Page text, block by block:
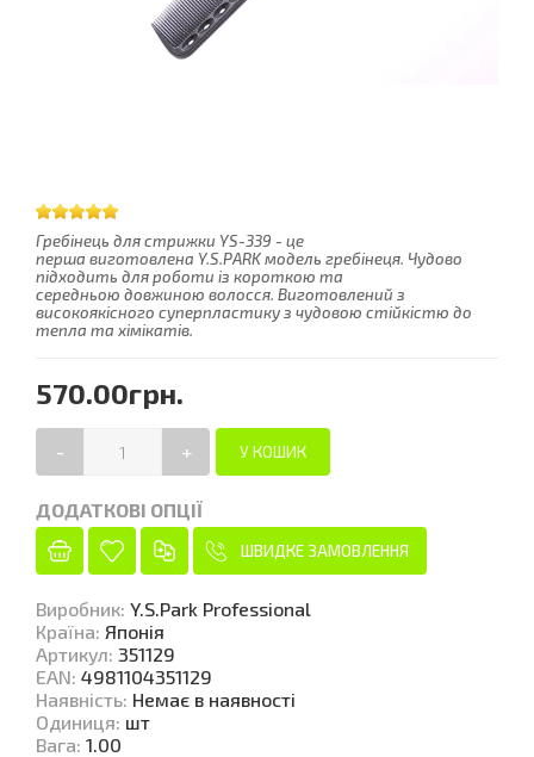
Гребінець для стрижки YS-339 - це
перша виготовлена Y.S.PARK модель гребінеця. Чудово
підходить для роботи із короткою та
середньою довжиною волосся. Виготовлений з
високоякісного суперпластику з чудовою стійкістю до
тепла та хімікатів.
570.00грн.
- +
ДОДАТКОВІ ОПЦІЇ
ШВИДКЕ ЗАМОВЛЕННЯ
Виробник: Y.S.Park Professional
Країна: Японія
Артикул: 351129
EAN: 4981104351129
Наявність: Немає в наявності
Одиниця: шт
Вага: 1.00